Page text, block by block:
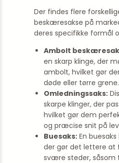
Der findes flere
beskæresakse på
deres specifikke formål
Ambolt
en skarp klinge, der
ambolt, hvilket gør
døde eller tørre grene.
Omledningssaks:
skarpe klinger, der
hvilket gør dem
og præcise snit på
Buesaks: En
der gør det lettere at
svære steder,